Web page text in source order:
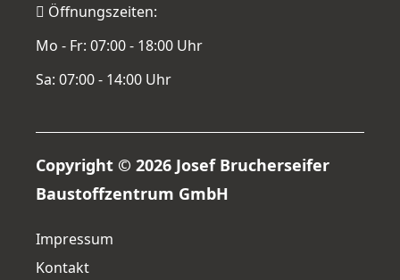
Öffnungszeiten:
Mo - Fr: 07:00 - 18:00 Uhr
Sa: 07:00 - 14:00 Uhr
Copyright © 2026 Josef Brucherseifer
Baustoffzentrum GmbH
Impressum
Kontakt